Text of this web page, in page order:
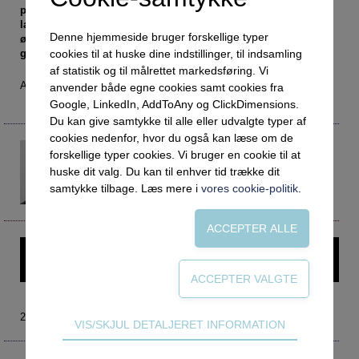
Netværk
Intelligens
Uddannelser under corona
Vejledningsindsatsen under corona
Professioner under pres
Veje til virkeligheden
Den kommunale ungeindsats
Praksischok
Data og dialog
Abonnement
Tilmelding og prøveperiode
Abonnementspriser
Kontakt
Vilkår og betingelser
penge i USA, får børn af lavtuddannede forældre i begge
lande lige sjældent en videre­gående uddannelse. Ifølge
økonom Rasmus Landersø gør det op med myten om, at
gratis er nok til at skabe social mobilitet.
Af Annette Haugaard
rl@rff.dk
Økonom og seniorforsker
Rockwool Fondens Forskningsenhed
2019 nr. 2
Denne hjemmeside bruger forskellige typer
cookies til at huske dine indstillinger, til indsamling
af statistik og til målrettet markedsføring. Vi
anvender både egne cookies samt cookies fra
Google, LinkedIn, AddToAny og ClickDimensions.
Du kan give samtykke til alle eller udvalgte typer af
cookies nedenfor, hvor du også kan læse om de
forskellige typer cookies. Vi bruger en cookie til at
huske dit valg. Du kan til enhver tid trække dit
samtykke tilbage. Læs mere i vores cookie-politik
Teknisk
Tekniske cookies er nødvendige for hjemmesidens
VIS/SKJUL DETALJERET INFORMATION